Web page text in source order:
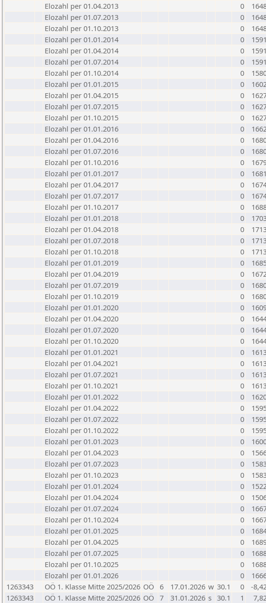
Elozahl per 01.04.2013
0
Elozahl per 01.07.2013
0
Elozahl per 01.10.2013
0
Elozahl per 01.01.2014
0
1591
Elozahl per 01.04.2014
0
1591
Elozahl per 01.07.2014
0
1591
Elozahl per 01.10.2014
0
Elozahl per 01.01.2015
0
Elozahl per 01.04.2015
0
Elozahl per 01.07.2015
0
Elozahl per 01.10.2015
0
Elozahl per 01.01.2016
0
Elozahl per 01.04.2016
0
Elozahl per 01.07.2016
0
Elozahl per 01.10.2016
0
Elozahl per 01.01.2017
0
1681
Elozahl per 01.04.2017
0
Elozahl per 01.07.2017
0
Elozahl per 01.10.2017
0
Elozahl per 01.01.2018
0
Elozahl per 01.04.2018
0
Elozahl per 01.07.2018
0
Elozahl per 01.10.2018
0
Elozahl per 01.01.2019
0
Elozahl per 01.04.2019
0
Elozahl per 01.07.2019
0
Elozahl per 01.10.2019
0
Elozahl per 01.01.2020
0
Elozahl per 01.04.2020
0
Elozahl per 01.07.2020
0
Elozahl per 01.10.2020
0
Elozahl per 01.01.2021
0
Elozahl per 01.04.2021
0
Elozahl per 01.07.2021
0
Elozahl per 01.10.2021
0
Elozahl per 01.01.2022
0
Elozahl per 01.04.2022
0
Elozahl per 01.07.2022
0
Elozahl per 01.10.2022
0
Elozahl per 01.01.2023
0
Elozahl per 01.04.2023
0
Elozahl per 01.07.2023
0
Elozahl per 01.10.2023
0
Elozahl per 01.01.2024
0
Elozahl per 01.04.2024
0
Elozahl per 01.07.2024
0
Elozahl per 01.10.2024
0
Elozahl per 01.01.2025
0
Elozahl per 01.04.2025
0
Elozahl per 01.07.2025
0
Elozahl per 01.10.2025
0
Elozahl per 01.01.2026
0
1263343
OÖ 1. Klasse Mitte 2025/2026 OÖ 6 17.01.2026 w 30.1 0 -
1263343
OÖ 1. Klasse Mitte 2025/2026 OÖ 7 31.01.2026 s 30.1 1